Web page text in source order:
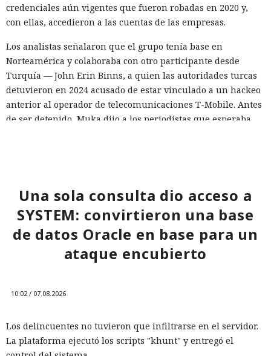
credenciales aún vigentes que fueron robadas en 2020 y,
con ellas, accedieron a las cuentas de las empresas.
Los analistas señalaron que el grupo tenía base en
Norteamérica y colaboraba con otro participante desde
Turquía — John Erin Binns, a quien las autoridades turcas
detuvieron en 2024 acusado de estar vinculado a un hackeo
anterior al operador de telecomunicaciones T-Mobile. Antes
de ser detenido, Muka dijo a los periodistas que esperaba
vigilar la actividad de las cuentas por accesos desde
dispositivos desconocidos.
Una sola consulta dio acceso a
SYSTEM: convirtieron una base
de datos Oracle en base para un
ataque encubierto
10:02 / 07.08.2026
Los delincuentes no tuvieron que infiltrarse en el servidor.
La plataforma ejecutó los scripts "khunt" y entregó el